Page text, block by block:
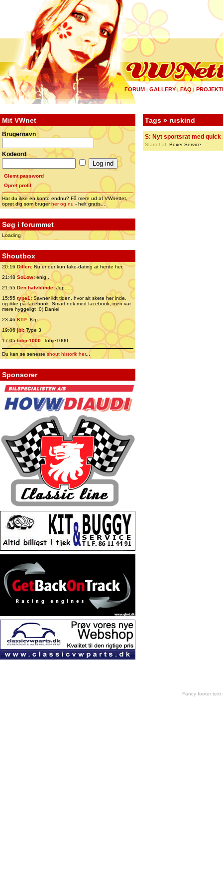
FORUM | GALLERY|FAQ |
Mit VWnet
Brugernavn
Kodeord
Glemt password
Opret profil
Har du ikke en konto endnu? Få mere ud af VWnettet,
opret dig som brugerher og nu - helt gratis...
Søg i forummet
Loading
Shoutbox
20:16 Dillen: Nu er der kun fake-dating at hente her.
21:48 SoLow:enig..
21:55 Den halvblinde:Jep.....
15:55 type1:Savner lidt tiden, hvor alt skete her inde,
og ikke på facebook. Smart nok med facebook, men var
mere hyggeligt ;0) Daniel
23:46 KTP:Ktp
19:06jbl:Type 3
17:05tobje1000: Tobje1000
Du kan se senesteshout historik her...
Sponsorer
Tags » ruskind
S: Nyt sportsrat med quick
Startet af: Boxer Service
Fancy footer